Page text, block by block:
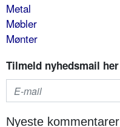
Metal
Møbler
Mønter
Tilmeld nyhedsmail her
Nyeste kommentarer